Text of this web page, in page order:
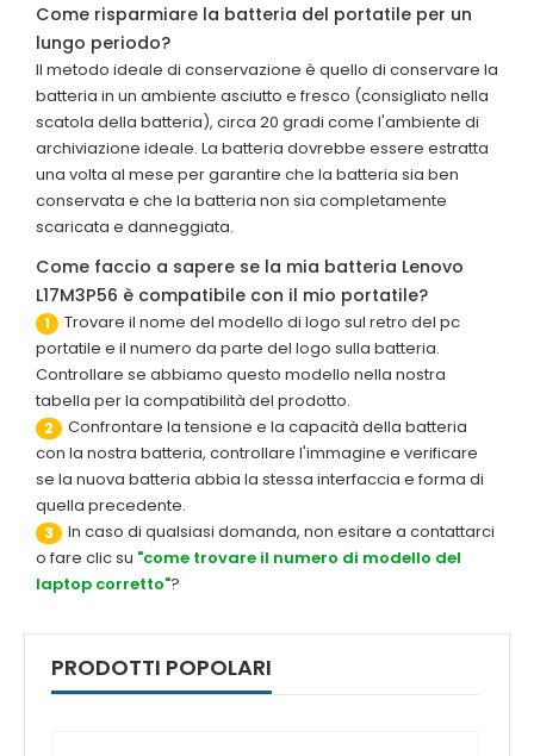
Come risparmiare la batteria del portatile per un
lungo periodo?
Il metodo ideale di conservazione è quello di conservare la
batteria in un ambiente asciutto e fresco (consigliato nella
scatola della batteria), circa 20 gradi come l'ambiente di
archiviazione ideale. La batteria dovrebbe essere estratta
una volta al mese per garantire che la batteria sia ben
conservata e che la batteria non sia completamente
scaricata e danneggiata.
Come faccio a sapere se la mia batteria Lenovo
L17M3P56 è compatibile con il mio portatile?
1
Trovare il nome del modello di logo sul retro del pc
portatile e il numero da parte del logo sulla batteria.
Controllare se abbiamo questo modello nella nostra
tabella per la compatibilità del prodotto.
2
Confrontare la tensione e la capacità della batteria
con la nostra batteria, controllare l'immagine e verificare
se la nuova batteria abbia la stessa interfaccia e forma di
quella precedente.
3
In caso di qualsiasi domanda, non esitare a contattarci
o fare clic su "come trovare il numero di modello del
laptop corretto"?
PRODOTTI POPOLARI